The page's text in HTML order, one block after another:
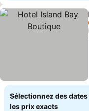
Sélectionnez des
les prix exacts